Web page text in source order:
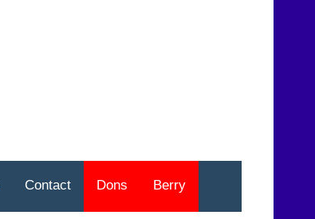
Contact Dons Berry